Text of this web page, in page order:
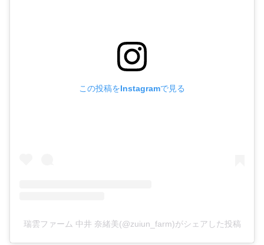
この投稿をInstagramで見る
瑞雲ファーム 中井 奈緒美(@zuiun_farm)がシェアした投稿